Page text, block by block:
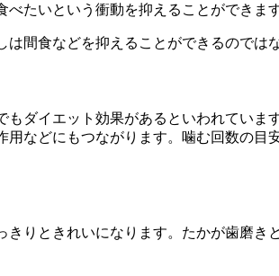
たいという衝動を抑えることができます
間食などを抑えることができるのでは
ダイエット効果があるといわれてい
などにもつながります。噛む回数の
りときれいになります。たかが歯磨